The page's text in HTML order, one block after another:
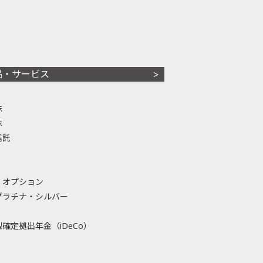
・サービス
託
プション
ラチナ・シルバー
定拠出年金（iDeCo）